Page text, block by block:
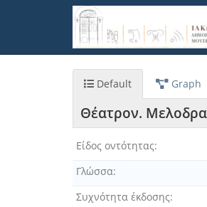
Default Graph
Θέατρον.
Είδος οντότητας
Γλώσσα
Συχνότητα έκδοσης